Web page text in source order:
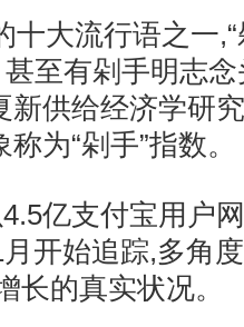
大流行语之一,“
至有剁手明志
新供给经济学研
为“剁手”指数。
亿支付宝用户
开始追踪,多角
长的真实状况。